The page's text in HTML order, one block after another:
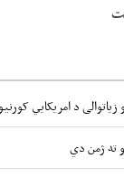
د امریکایي
ته ژمن دي